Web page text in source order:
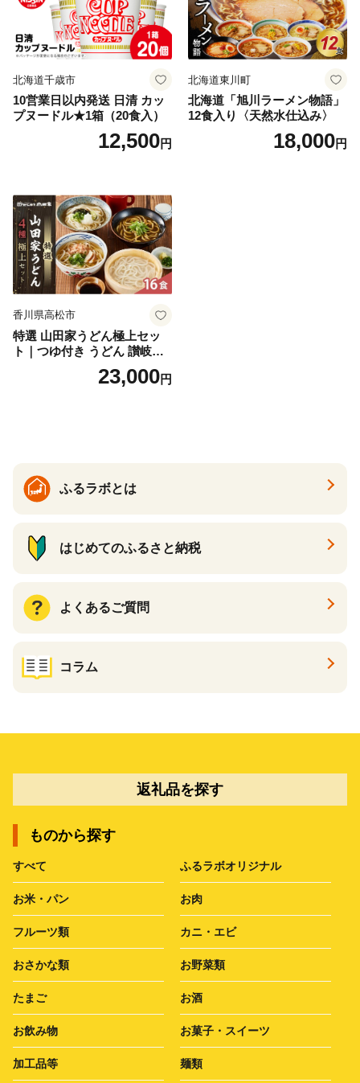
北海道千歳市
10営業日以内発送 日清 カッ
プヌードル★1箱（20食入）
12,500円
北海道東川町
北海道「旭川ラーメン物語」
12食入り〈天然水仕込み〉
18,000円
香川県高松市
特選 山田家うどん極上セッ
ト｜つゆ付き うどん 讃岐う
どん さぬきうどん 生麵 うど
んセット カレーうどん 生う
23,000円
ふるラボとは
はじめてのふるさと納税
よくあるご質問
コラム
返礼品を探す
ものから探す
すべて ふるラボオリジナル
お米・パン お肉
フルーツ類 カニ・エビ
おさかな類 お野菜類
たまご お酒
お飲み物 お菓子・スイーツ
加工品等 麺類